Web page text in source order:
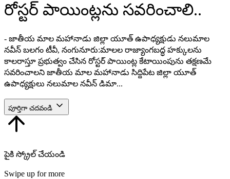
రోస్టర్ పాయింట్లను సవరించాలి..
- జాతీయ మాల మహానాడు జిల్లా యూత్ ఉపాధ్యక్షుడు నలుమాల
నవీన్ బలగం టీవీ, నంగునూరు:మాలల రాజ్యాంగబద్ధ హక్కులను
కాలరాస్తూ ప్రభుత్వం చేసిన రోస్టర్ పాయింట్ల కేటాయింపును తక్షణమే
సవరించాలని జాతీయ మాల మహానాడు సిద్దిపేట జిల్లా యూత్
ఉపాధ్యక్షులు నలుమాల నవీన్ డిమా...
పూర్తిగా చదవండి
పైకి స్క్రోల్ చేయండి
Swipe up for more